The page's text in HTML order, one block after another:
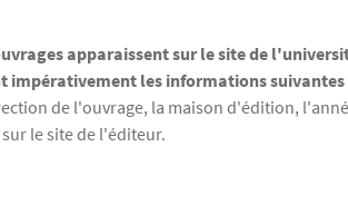
apparaissent sur le site de
impérativement les informations suivantes
de l'ouvrage, la maison d'édition,
le site de l'éditeur.